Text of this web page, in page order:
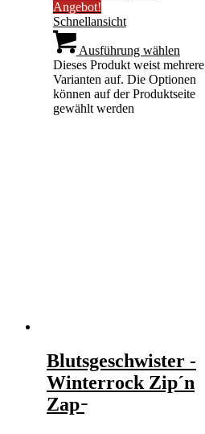
Angebot!
Schnellansicht
Ausführung wählen
Dieses Produkt weist mehrere
Varianten auf. Die Optionen
können auf der Produktseite
gewählt werden
Blutsgeschwister -
Winterrock Zip´n
Zap ̵